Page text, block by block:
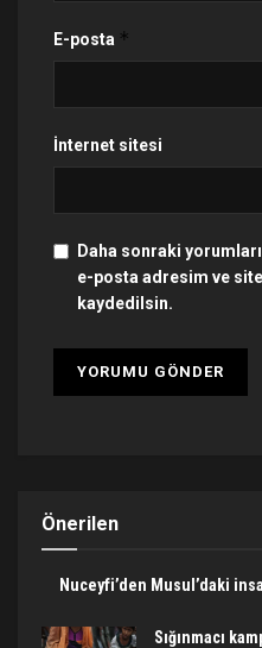
E-posta *
İnternet sitesi
Daha sonraki
e-posta adresim ve
kaydedilsin.
Önerilen
Nuceyfi’den Musul’daki
Sığınmacı